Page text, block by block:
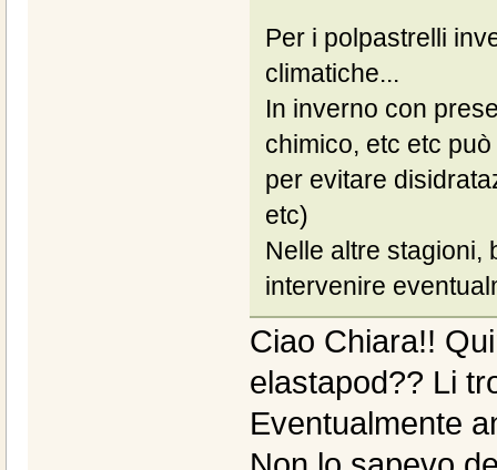
Per i polpastrelli
climatiche...
In inverno con
chimico, etc etc
per evitare
etc)
Nelle altre stagioni,
intervenire
Ciao Chiara!!
elastapod?? Li
Eventualmente